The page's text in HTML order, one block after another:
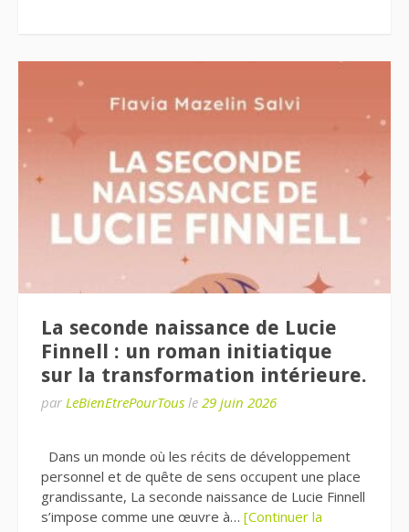
La seconde naissance de Lucie
Finnell : un roman initiatique
sur la transformation intérieure.
par LeBienEtrePourTous le 29 juin 2026
Dans un monde où les récits de développement
personnel et de quête de sens occupent une place
grandissante, La seconde naissance de Lucie Finnell
s’impose comme une œuvre à… [Continuer la